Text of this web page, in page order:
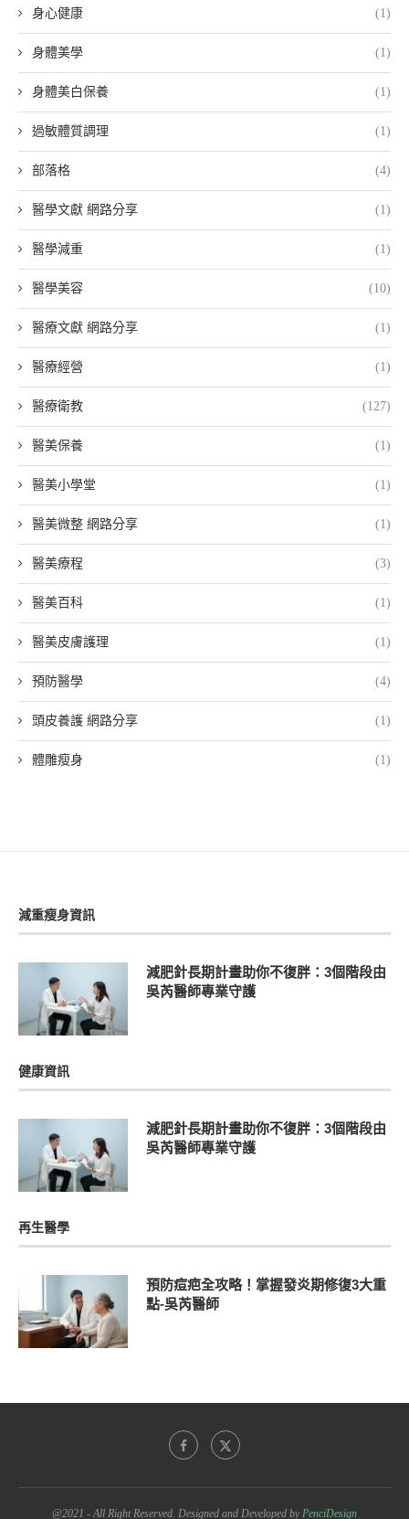
身心健康 (1)
身體美學 (1)
身體美白保養 (1)
過敏體質調理 (1)
部落格 (4)
醫學文獻 網路分享 (1)
醫學減重 (1)
醫學美容 (10)
醫療文獻 網路分享 (1)
醫療經營 (1)
醫療衛教 (127)
醫美保養 (1)
醫美小學堂 (1)
醫美微整 網路分享 (1)
醫美療程 (3)
醫美百科 (1)
醫美皮膚護理 (1)
預防醫學 (4)
頭皮養護 網路分享 (1)
體雕瘦身 (1)
減重瘦身資訊
減肥針長期計畫助你不復胖：3個階段由
吳芮醫師專業守護
健康資訊
減肥針長期計畫助你不復胖：3個階段由
吳芮醫師專業守護
再生醫學
預防痘疤全攻略！掌握發炎期修復3大重
點-吳芮醫師
@2021 - All Right Reserved. Designed and Developed byPenciDesign